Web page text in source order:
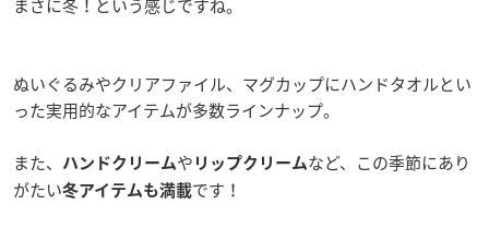
まさに冬！という感じですね。
ぬいぐるみやクリアファイル、マグカップにハンドタオルとい
った実用的なアイテムが多数ラインナップ。
また、 ハンドクリームや リップクリームなど、この季節にあり
がたい冬アイテムも満載です！